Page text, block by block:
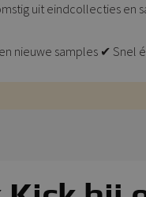
uit eindcollecties en
nieuwe samples ✔ Snel